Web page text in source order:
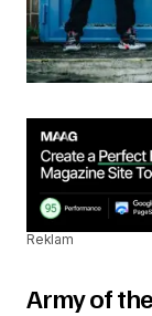
Reklam
Army of